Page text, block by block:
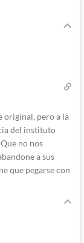
original, pero a la
del instituto
no nos
a sus
que pegarse con